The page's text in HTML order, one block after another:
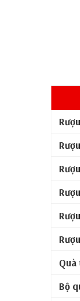
Quà
Bộ